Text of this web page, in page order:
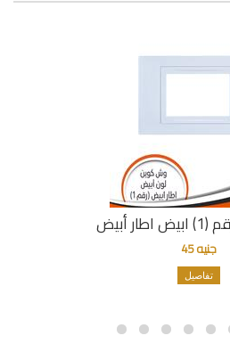
أبيض
جنيه 45
تفاصيل